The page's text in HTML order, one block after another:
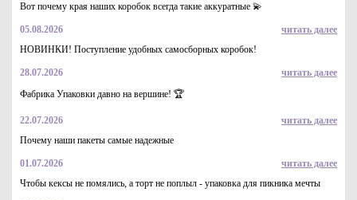
Коробка для торта серия "Fupeco CakeBox" Эконом от 1 до 3
кг из крафт бур/бел картона. Р-р 325*325*120 ( Д 25-32см)
61.4 Купить
Вот почему края наших коробок всегда такие аккуратные 💫
05.08.2026
читать далее
НОВИНКИ! Поступление удобных самосборных коробок!
28.07.2026
читать далее
Фабрика Упаковки давно на вершине! 🏆
22.07.2026
читать далее
Почему наши пакеты самые надежные
01.07.2026
читать далее
Чтобы кексы не помялись, а торт не поплыл - упаковка для пикника мечты